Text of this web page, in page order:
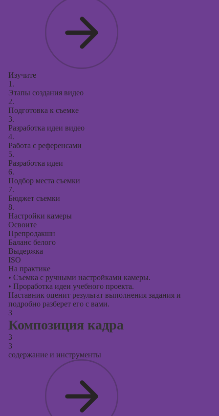
Изучите
1.
Этапы создания видео
2.
Подготовка к съемке
3.
Разработка идеи видео
4.
Работа с референсами
5.
Разработка идеи
6.
Подбор места съемки
7.
Бюджет съемки
8.
Настройки камеры
Освоите
Препродакшн
Баланс белого
Выдержка
ISO
На практике
• Съемка с ручными настройками камеры.
• Проработка идеи учебного проекта.
Наставник оценит результат выполнения задания и
подробно разберет его с вами.
3
Композиция кадра
3
3
содержание и инструменты